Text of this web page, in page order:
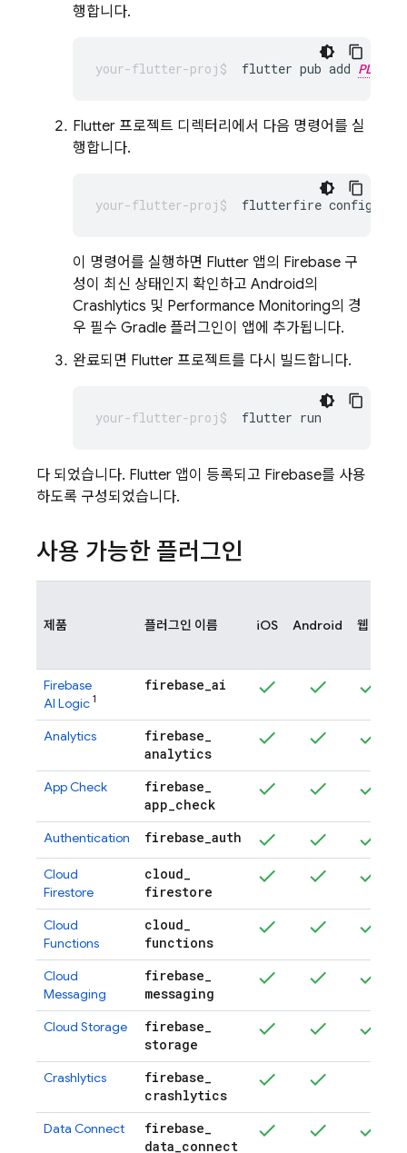
행합니다.
flutter pub add
Flutter 프로젝트 디렉터리에서 다음 명령어를 실
행합니다.
flutterfire
이 명령어를 실행하면 Flutter 앱의 Firebase 구
성이 최신 상태인지 확인하고 Android의
Crashlytics 및 Performance Monitoring의 경
우 필수 Gradle 플러그인이 앱에 추가됩니다.
완료되면 Flutter 프로젝트를 다시 빌드합니다.
flutter
다 되었습니다. Flutter 앱이 등록되고 Firebase를 사용
하도록 구성되었습니다.
사용 가능한 플러그인
제품 플러그인 이름 iOS Android 웹
Firebase
AI Logic 1
firebase_ai
Analytics firebase_
analytics
App Check firebase_
app_check
Authentication firebase_auth
Cloud
Firestore
cloud_
firestore
Cloud
Functions
cloud_
functions
Cloud
Messaging
firebase_
messaging
Cloud Storage firebase_
storage
Crashlytics firebase_
crashlytics
Data Connect firebase_
data_connect